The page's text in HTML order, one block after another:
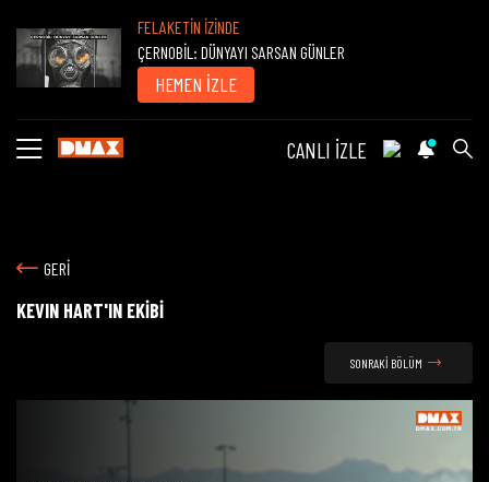
FELAKETİN İZİNDE
ÇERNOBİL: DÜNYAYI SARSAN GÜNLER
HEMEN İZLE
CANLI İZLE
GERİ
KEVIN HART'IN EKİBİ
SONRAKİ BÖLÜM